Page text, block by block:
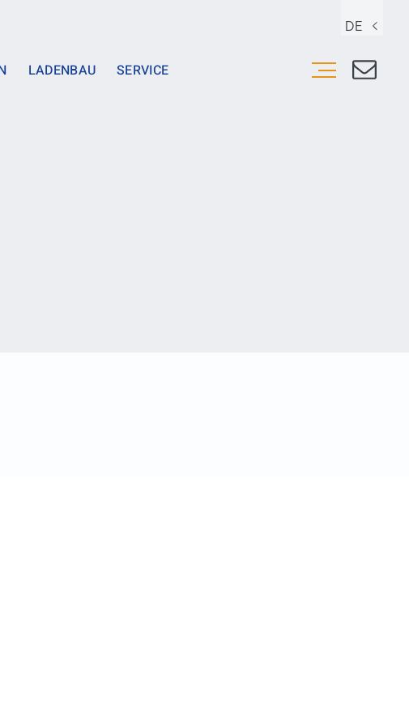
DE
LADENBAU SERVICE